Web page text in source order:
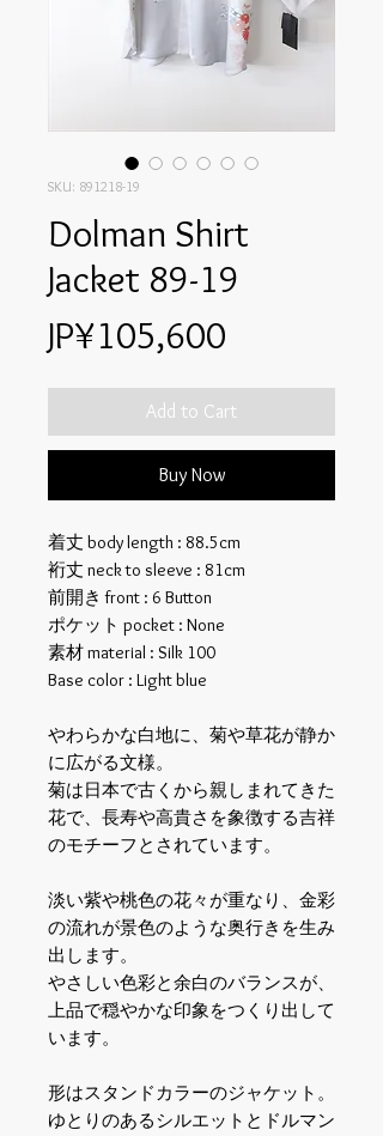
SKU: 891218-19
Dolman Shirt
Jacket 89-19
JP¥105,600
Add to Cart
Buy Now
着丈 body length : 88.5cm
裄丈 neck to sleeve : 81cm
前開き front : 6 Button
ポケット pocket : None
素材 material : Silk 100
Base color : Light blue
やわらかな白地に、菊や草花が静か
に広がる文様。
菊は日本で古くから親しまれてきた
花で、長寿や高貴さを象徴する吉祥
のモチーフとされています。
淡い紫や桃色の花々が重なり、金彩
の流れが景色のような奥行きを生み
出します。
やさしい色彩と余白のバランスが、
上品で穏やかな印象をつくり出して
います。
形はスタンドカラーのジャケット。
ゆとりのあるシルエットとドルマン